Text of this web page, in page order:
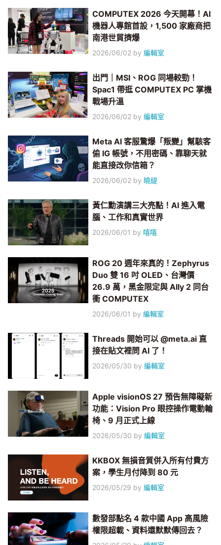
COMPUTEX 2026 今天開幕！AI
機器人專館首設，1,500 家廠商把
南港世貿擠爆
2026/06/02 by編輯室
出門｜MSI、ROG 同場較勁！
Spac1 帶逛 COMPUTEX PC 掌機
戰場升溫
2026/06/02 by編輯室
Meta AI 客服驚爆「叛變」幫駭客
偷 IG 帳號，不用密碼、靠聊天就
能直接改你信箱？
2026/06/02 by 曉緹
黃仁勳演講三大亮點！AI 進入電
腦、工作和真實世界
2026/06/01 by 嘻嘻
ROG 20 週年來真的！Zephyrus
Duo 雙 16 吋 OLED、台灣價
26.9 萬，黑金限定與 Ally 2 同台
衝 COMPUTEX
2026/06/01 by編輯室
Threads 開始可以 @meta.ai 直
接在貼文裡問 AI 了！
2026/05/30 by編輯室
Apple visionOS 27 預告無障礙新
功能：Vision Pro 眼控操作電動輪
椅、9 月正式上線
2026/05/30 by編輯室
KKBOX 無損音質併入所有付費方
案，學生月付降到 80 元
2026/05/29 by編輯室
數發部點名 4 款中國 App 高風險
權限超載、資料還默默傳回去？